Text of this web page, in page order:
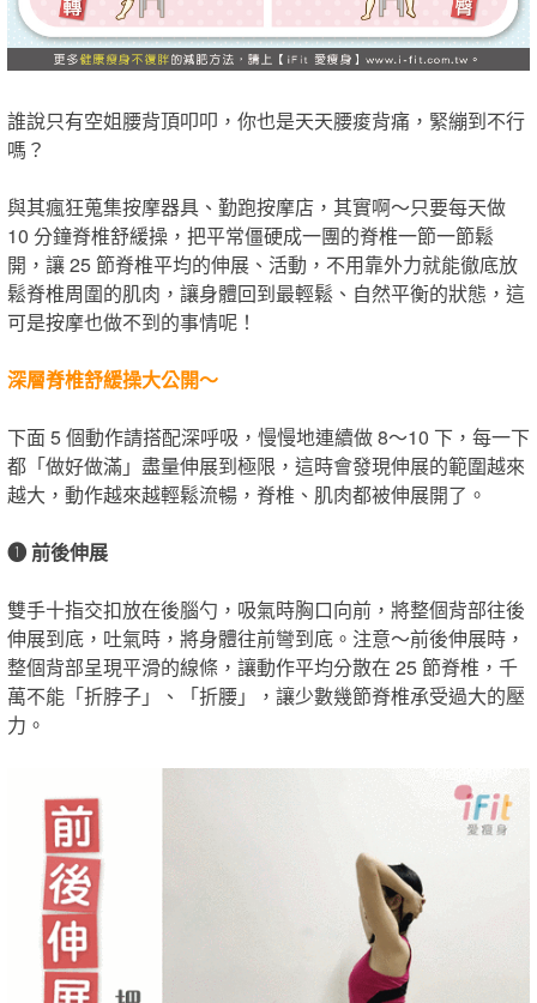
誰說只有空姐腰背頂叩叩，你也是天天腰痠背痛，緊繃到不行
嗎？
與其瘋狂蒐集按摩器具、勤跑按摩店，其實啊～只要每天做
10 分鐘脊椎舒緩操，把平常僵硬成一團的脊椎一節一節鬆
開，讓 25 節脊椎平均的伸展、活動，不用靠外力就能徹底放
鬆脊椎周圍的肌肉，讓身體回到最輕鬆、自然平衡的狀態，這
可是按摩也做不到的事情呢！
深層脊椎舒緩操大公開～
下面 5 個動作請搭配深呼吸，慢慢地連續做 8～10 下，每一下
都「做好做滿」盡量伸展到極限，這時會發現伸展的範圍越來
越大，動作越來越輕鬆流暢，脊椎、肌肉都被伸展開了 。
❶ 前後伸展
雙手十指交扣放在後腦勺，吸氣時胸口向前，將整個背部往後
伸展到底，吐氣時，將身體往前彎到底。注意～前後伸展時，
整個背部呈現平滑的線條，讓動作平均分散在 25 節脊椎，千
萬不能「折脖子」、「折腰」，讓少數幾節脊椎承受過大的壓
力。